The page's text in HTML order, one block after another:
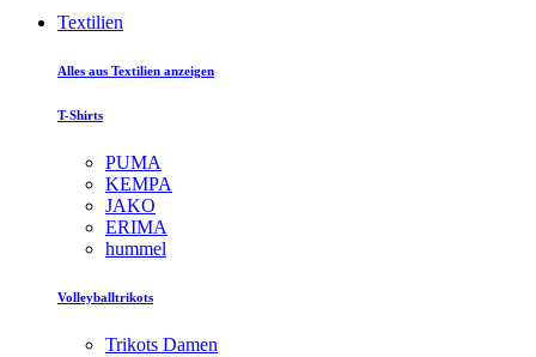
Textilien
Alles aus Textilien anzeigen
T-Shirts
PUMA
KEMPA
JAKO
ERIMA
hummel
Volleyballtrikots
Trikots Damen